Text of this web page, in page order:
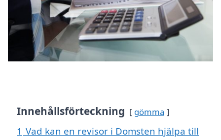
Innehållsförteckning gömma
1 Vad kan en revisor i Domsten hjälpa till